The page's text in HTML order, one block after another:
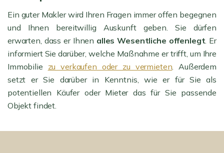
Ein guter Makler wird Ihren Fragen immer offen begegnen
und Ihnen bereitwillig Auskunft geben. Sie dürfen
erwarten, dass er Ihnen alles Wesentliche offenlegt . Er
informiert Sie darüber, welche Maßnahme er trifft, um Ihre
Immobilie zu verkaufen oder zu vermieten . Außerdem
setzt er Sie darüber in Kenntnis, wie er für Sie als
potentiellen Käufer oder Mieter das für Sie passende
Objekt findet.